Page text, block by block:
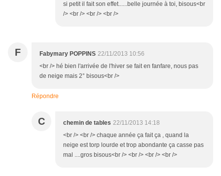
si petit il fait son effet......belle journée à toi, bisous<br
/> <br /> <br /> <br />
F Fabymary POPPINS 22/11/2013 10:56
<br /> hé bien l'arrivée de l'hiver se fait en fanfare, nous pas
de neige mais 2° bisous<br />
Répondre
C chemin de tables 22/11/2013 14:18
<br /> <br /> chaque année ça fait ça , quand la
neige est torp lourde et trop abondante ça casse pas
mal ....gros bisous<br /> <br /> <br /> <br />